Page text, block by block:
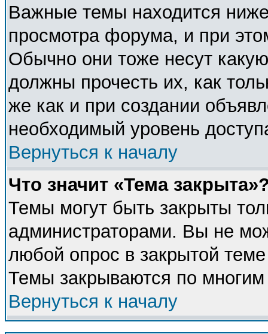
Важные темы находится
просмотра форума, и при
Обычно они тоже несут
должны прочесть их, как
же как и при создании
необходимый уровень
Вернуться к началу
Что значит «Тема
Темы могут быть закрыты
администраторами. Вы не
любой опрос в закрытой
Темы закрываются по
Вернуться к началу